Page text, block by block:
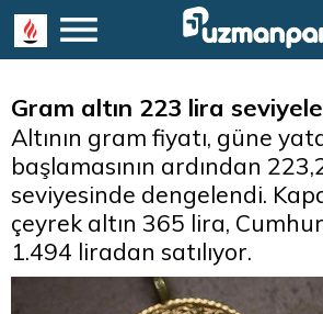
Gram altın 223 lira
Altının gram fiyatı, güne
başlamasının ardından
seviyesinde dengelendi.
çeyrek altın 365 lira,
1.494 liradan satılıyor.